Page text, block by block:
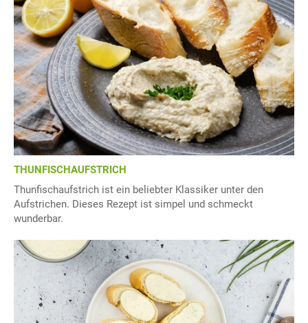
THUNFISCHAUFSTRICH
Thunfischaufstrich ist ein beliebter Klassiker unter den
Aufstrichen. Dieses Rezept ist simpel und schmeckt
wunderbar.